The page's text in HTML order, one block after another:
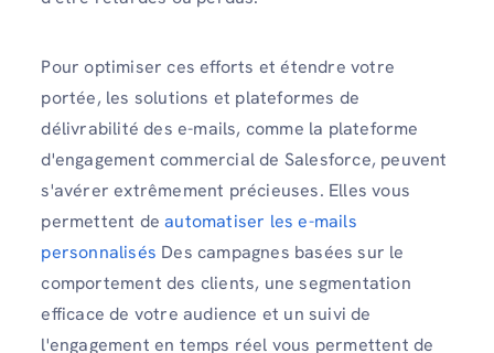
Pour optimiser ces efforts et étendre votre
portée, les solutions et plateformes de
délivrabilité des e-mails, comme la plateforme
d'engagement commercial de Salesforce, peuvent
s'avérer extrêmement précieuses. Elles vous
permettent deautomatiser les e-mails
personnalisés Des campagnes basées sur le
comportement des clients, une segmentation
efficace de votre audience et un suivi de
l'engagement en temps réel vous permettent de